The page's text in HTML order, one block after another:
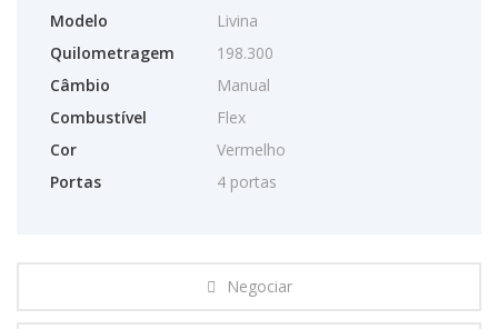
Modelo
Livina
Quilometragem
198.300
Câmbio
Manual
Combustível
Flex
Cor
Vermelho
Portas
4 portas
Negociar